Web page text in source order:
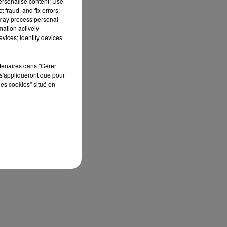
fraud, and fix errors;
process personal
actively
Identify devices
dans "Gérer
que pour
cookies" situé en